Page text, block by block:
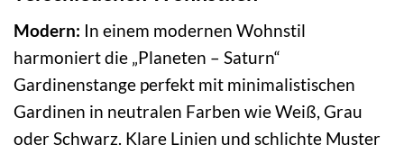
Modern: In einem modernen Wohnstil
harmoniert die „Planeten – Saturn“
Gardinenstange perfekt mit minimalistischen
Gardinen in neutralen Farben wie Weiß, Grau
oder Schwarz. Klare Linien und schlichte Muster